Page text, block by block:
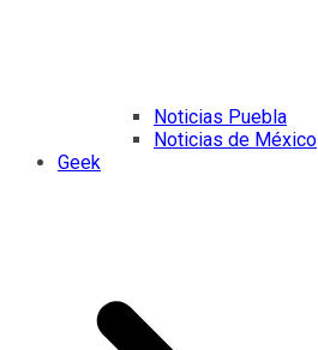
Noticias Puebla
Noticias de México
Geek